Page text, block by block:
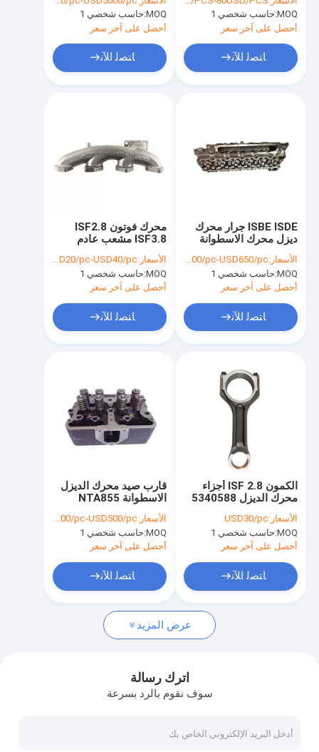
المنتجات
حول بنا
جولة في المعمل
اتصل بنا
أخبار
جميع القضايا
قطع غيار مولدات الديزل الكمون
تجميع محرك الكمون
عن طريق الحقن وقود الديزل الكمون
3811921
MOQ: حاسب شخصي 1
أحصل على آخر سعر
ﺎﺘﺼﻟ ﺍﻶﻧ
3289897
MOQ: حاسب شخصي 1
أحصل على آخر سعر
ﺎﺘﺼﻟ ﺍﻶﻧ
محرك فوتون ISF2.8
ISF3.8 مشعب عادم
للكمون
الأسعار:USD20/pc-USD40/pc
MOQ: حاسب شخصي 1
أحصل على آخر سعر
ﺎﺘﺼﻟ ﺍﻶﻧ
ISBE ISDE جرار محرك
ديزل محرك الاسطوانة
رافعة شوكية مولد
4936081
الأسعار:USD500/pc-USD650/pc
MOQ: حاسب شخصي 1
أحصل على آخر سعر
ﺎﺘﺼﻟ ﺍﻶﻧ
قارب صيد محرك الديزل
الاسطوانة NTA855
4915267 OEM
الأسعار:USD300/pc-USD500/pc
MOQ: حاسب شخصي 1
أحصل على آخر سعر
ﺎﺘﺼﻟ ﺍﻶﻧ
الكمون ISF 2.8 أجزاء
محرك الديزل 5340588
توصيل رود
الأسعار:USD30/pc
MOQ: حاسب شخصي 1
أحصل على آخر سعر
ﺎﺘﺼﻟ ﺍﻶﻧ
عرض المزيد
اترك رسالة
سوف نقوم بالرد بسرعة